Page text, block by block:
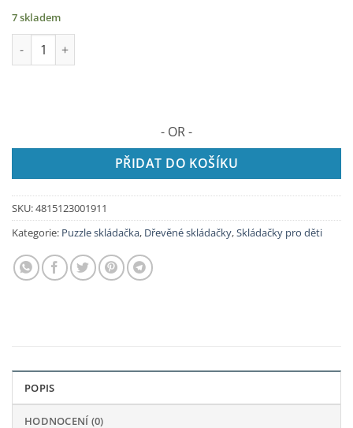
7 skladem
VULPA Puzzle 2D v dřevě , 141 dílků množství
- OR -
PŘIDAT DO KOŠÍKU
SKU:4815123001911
Kategorie: Puzzle skládačka, Dřevěné skládačky,Skládačky pro děti
POPIS
HODNOCENÍ (0)